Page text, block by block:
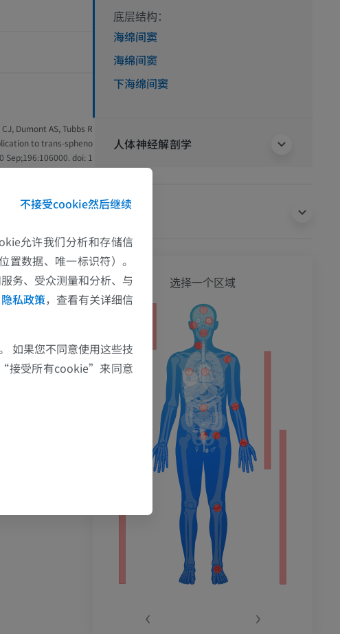
Dumont AS, Tubbs R
to trans-spheno
doi: 1
Anatomy (20th U.S.
from http://www.bartle
底层结构：
海绵间窦
海绵间窦
下海绵间窦
人体神经解剖学
翻译
选择一个区域
‹ ›
不接受cookie然后继续
允许我们分析和存储信
数据、唯一标识符）。
务、受众测量和分析、与
隐私政策，查看有关详细信
如果您不同意使用这些技
“接受所有cookie”来同意